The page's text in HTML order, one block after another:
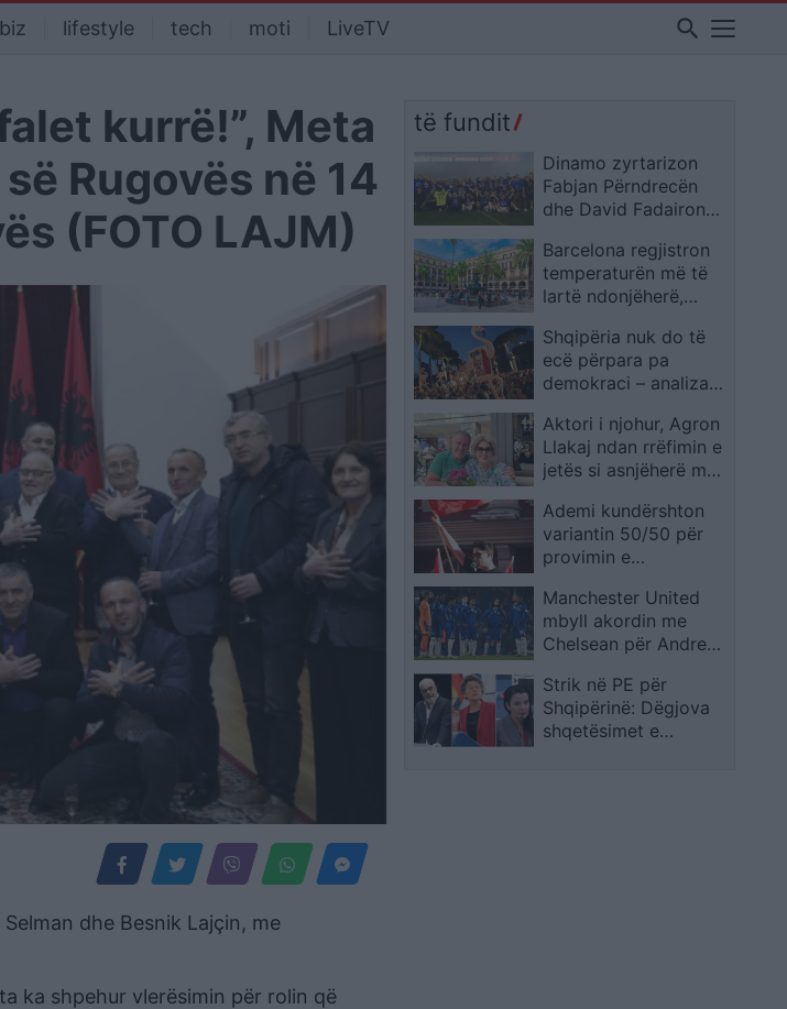
lifestyle tech moti LiveTV search
kurrë!”, Meta
Rugovës në 14
(FOTO LAJM)
dhe Besnik Lajçin, me
ka shpehur vlerësimin për rolin që
të fundit
Dinamo zyrtarizon
Fabjan Përndrecën
dhe David Fadairon
europiane
Barcelona regjistron
temperaturën më të
lartë ndonjëherë,
40.5 gradë Celsius
Shqipëria nuk do të
ecë përpara pa
demokraci – analiza
protestat, shenjë e
zemërimit ndaj
korrupsionit të
Aktori i njohur, Agron
Llakaj ndan rrëfimin e
jetës si asnjëherë më
bashkëshorten e
ndjerë, Kostandina
Ademi kundërshton
variantin 50/50 për
provimin e
jemi pyetur dhe nuk e
pranojmë, kërkesa e
studentëve mbetet e
Manchester United
mbyll akordin me
Chelsean për Andrey
Strik në PE për
Shqipërinë: Dëgjova
shqetësimet e